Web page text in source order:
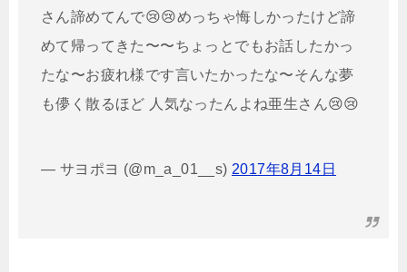
さん諦めてんで😢😢めっちゃ悔しかったけど諦
めて帰ってきた〜〜ちょっとでもお話したかっ
たな〜お疲れ様です言いたかったな〜そんな夢
も儚く散るほど 人気なったんよね亜生さん😢😢
— サヨポヨ (@m_a_01__s) 2017年8月14日